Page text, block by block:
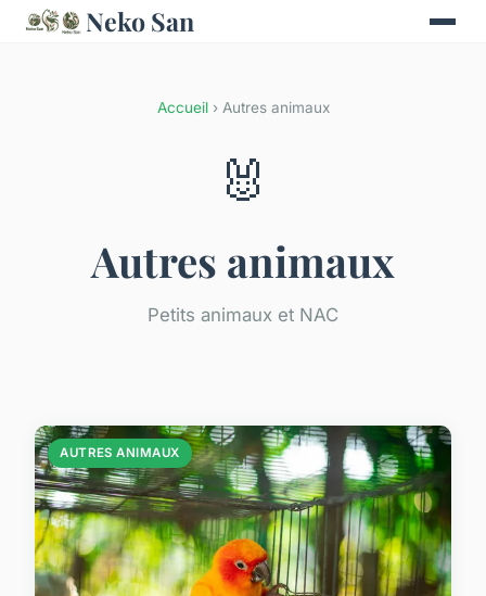
Neko San
Accueil› Autres animaux
🐰
Autres animaux
Petits animaux et NAC
AUTRES ANIMAUX